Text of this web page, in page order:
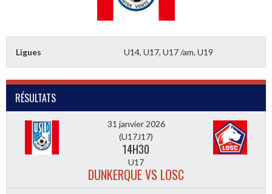
Ligues U14, U17, U17 /am, U19
RÉSULTATS
31 janvier 2026
(U17J17)
14H30
U17
DUNKERQUE VS LOSC